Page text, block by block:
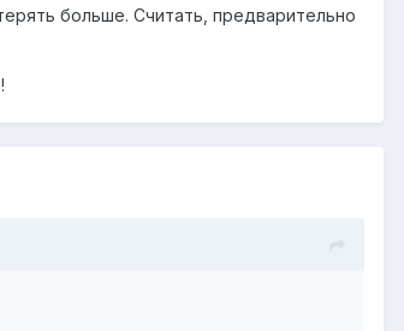
больше. Считать, предварительно